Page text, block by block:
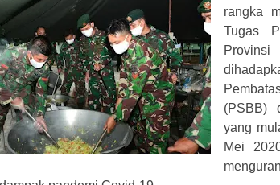
rangka
Tugas
(PSBB)
yang
Mei